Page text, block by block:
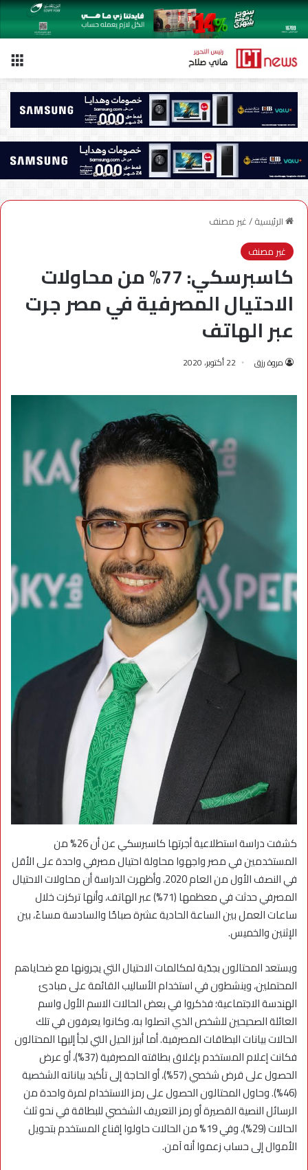
الرئيسية/غير مصنف
غير مصنف
كاسبرسكي: 77% من محاولات
الاحتيال المصرفية في مصر جرت
عبر الهاتف
مروة رزق 22 أكتوبر، 2020
كشفت دراسة استطلاعية أجرتها كاسبرسكي عن أن 26% من
المستخدمين في مصر واجهوا محاولة احتيال مصرفي واحدة على الأقل
في النصف الأول من العام 2020. وأظهرت الدراسة أن محاولات الاحتيال
المصرفي حدثت في معظمها (71%) عبر الهاتف، وأنها تركزت خلال
ساعات العمل بين الساعة الحادية عشرة صباحًا والسادسة مساءً، بين
الإثنين والخميس.
ويستعد المحتالون بجدّية لمكالمات الاحتيال التي يجرونها مع ضحاياهم
المحتملين، وينشطون في استخدام الأساليب القائمة على مبادئ
الهندسة الاجتماعية؛ فذكروا في بعض الحالات الاسم الأول واسم
العائلة الصحيحين للشخص الذي اتصلوا به، وكانوا يعرفون في تلك
الحالات بيانات البطاقات المصرفية. أما أبرز الحيل التي لجأ إليها المحتالون
فكانت إعلام المستخدم بإغلاق بطاقته المصرفية (37%)، أو عرض
الحصول على قرض شخصي (57%)، أو الحاجة إلى تأكيد بياناته الشخصية
(46%). وحاول المحتالون الحصول على رمز الاستخدام لمرة واحدة من
الرسائل النصية القصيرة أو رمز التعريف الشخصي للبطاقة في نحو ثلث
الحالات (29%)، وفي 19% من الحالات حاولوا إقناع المستخدم بتحويل
الأموال إلى حساب زعموا أنه آمن.